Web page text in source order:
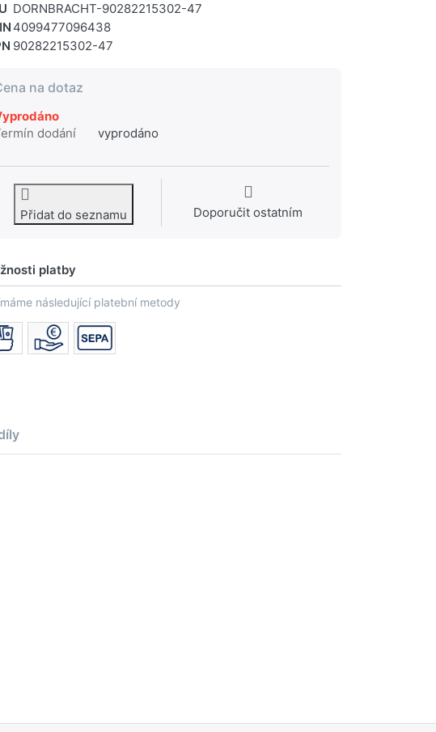
DORNBRACHT-90282215302-47
4099477096438
90282215302-47
na dotaz
dodání
vyprodáno
Přidat do seznamu Doporučit ostatním
platby
následující platební metody